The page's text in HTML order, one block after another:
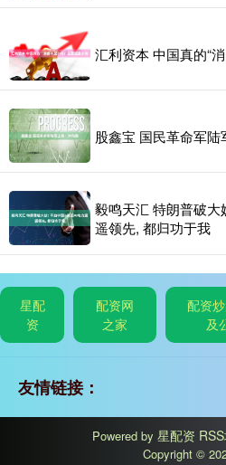
汇利资本 中国真的“
股鑫宝 国民革命军陆
毅鸣天汇 特朗普破大
遥领先, 都归功于我
星配
资
配资网
之家
配资
及
友情链接：
Powered by 星配资
Copyright ©